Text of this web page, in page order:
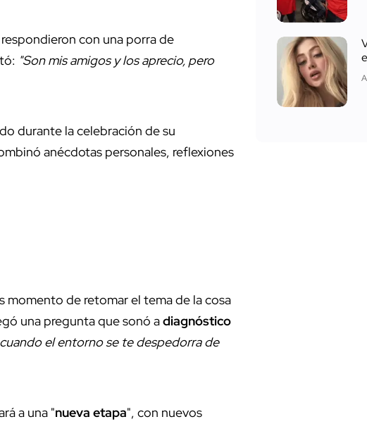
con una porra de
"Son mis amigos y los aprecio, pero
durante la celebración de su
anécdotas personales, reflexiones
momento de retomar el tema de la cosa
una pregunta que sonó adiagnóstico
el entorno se te despedorra de
a una "nueva etapa", con nuevos